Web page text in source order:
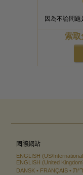
因為不論問
索取
國際網站
ENGLISH (US/
ENGLISH (United
DANSK
FRANÇAIS